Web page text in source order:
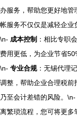
办服务，帮助您更好地
帐服务不仅仅是减轻企业
\n- 成本控制 ：相比专职
费用更低，为企业节省
\n- 专业合规：无锡代理
调整，帮助企业合理税前
乃至会计差错的风险。\n-
离繁琐流程，您可将更